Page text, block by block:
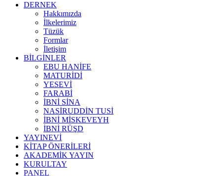
DERNEK
Hakkımızda
İlkelerimiz
Tüzük
Formlar
İletişim
BİLGİNLER
EBU HANİFE
MATURİDİ
YESEVİ
FARABİ
İBNİ SİNA
NASİRUDDİN TUSİ
İBNİ MİSKEVEYH
İBNİ RÜŞD
YAYINEVİ
KİTAP ÖNERİLERİ
AKADEMİK YAYIN
KURULTAY
PANEL